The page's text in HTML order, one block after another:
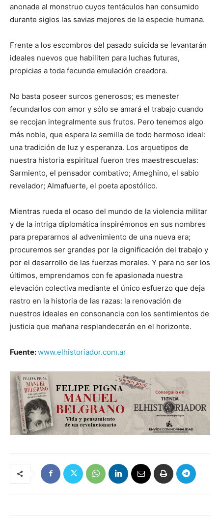
anonade al monstruo cuyos tentáculos han consumido
durante siglos las savias mejores de la especie humana.
Frente a los escombros del pasado suicida se levantarán
ideales nuevos que habiliten para luchas futuras,
propicias a toda fecunda emulación creadora.
No basta poseer surcos generosos; es menester
fecundarlos con amor y sólo se amará el trabajo cuando
se recojan integralmente sus frutos. Pero tenemos algo
más noble, que espera la semilla de todo hermoso ideal:
una tradición de luz y esperanza. Los arquetipos de
nuestra historia espiritual fueron tres maestrescuelas:
Sarmiento, el pensador combativo; Ameghino, el sabio
revelador; Almafuerte, el poeta apostólico.
Mientras rueda el ocaso del mundo de la violencia militar
y de la intriga diplomática inspirémonos en sus nombres
para prepararnos al advenimiento de una nueva era;
procuremos ser grandes por la dignificación del trabajo y
por el desarrollo de las fuerzas morales. Y para no ser los
últimos, emprendamos con fe apasionada nuestra
elevación colectiva mediante el único esfuerzo que deja
rastro en la historia de las razas: la renovación de
nuestros ideales en consonancia con los sentimientos de
justicia que mañana resplandecerán en el horizonte.
Fuente:www.elhistoriador.com.ar